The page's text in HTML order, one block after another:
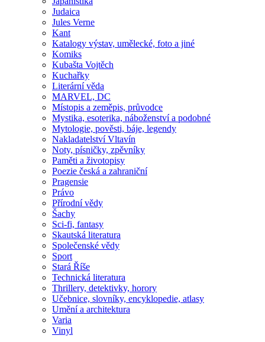
Judaica
Jules Verne
Kant
Katalogy výstav, umělecké, foto a jiné
Komiks
Kubašta Vojtěch
Kuchařky
Literární věda
MARVEL, DC
Místopis a zeměpis, průvodce
Mystika, esoterika, náboženství a podobné
Mytologie, pověsti, báje, legendy
Nakladatelství Vltavín
Noty, písničky, zpěvníky
Paměti a životopisy
Poezie česká a zahraniční
Pragensie
Právo
Přírodní vědy
Šachy
Sci-fi, fantasy
Skautská literatura
Společenské vědy
Sport
Stará Říše
Technická literatura
Thrillery, detektivky, horory
Učebnice, slovníky, encyklopedie, atlasy
Umění a architektura
Varia
Vinyl